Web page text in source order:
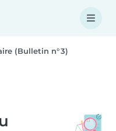
(Bulletin n° 3)